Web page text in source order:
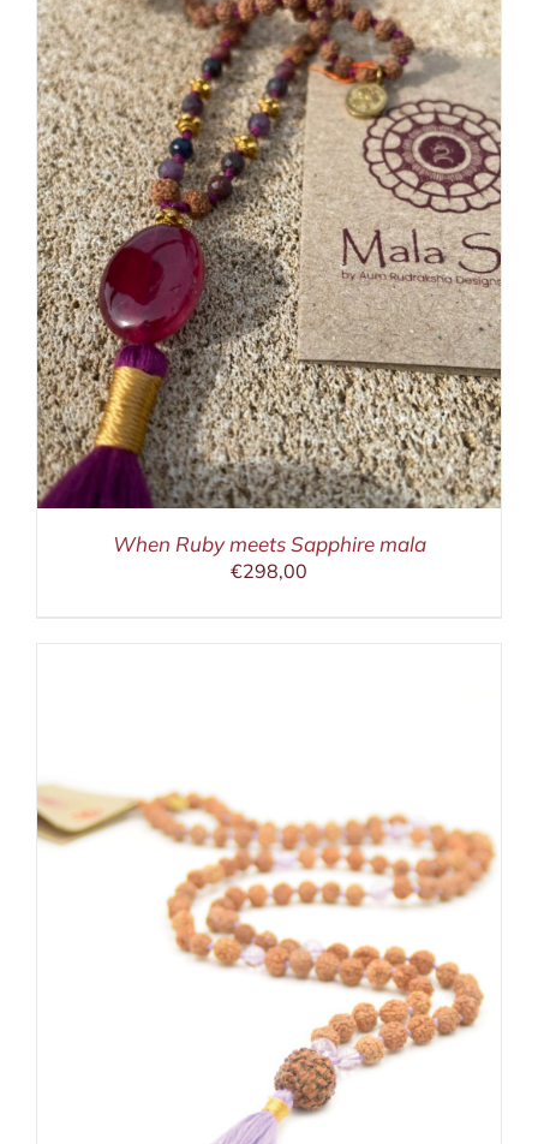
When Ruby meets Sapphire mala
€298,00